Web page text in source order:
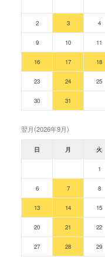
2 3 4
9 10 11
16 17 18
23 24 25
30 31
翌月(2026年9月)
日 月 火
1
6 7 8
13 14 15
20 21 22
27 28 29